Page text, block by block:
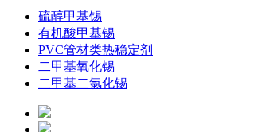
硫醇甲基锡
有机酸甲基锡
PVC管材类热稳定剂
二甲基氧化锡
二甲基二氯化锡